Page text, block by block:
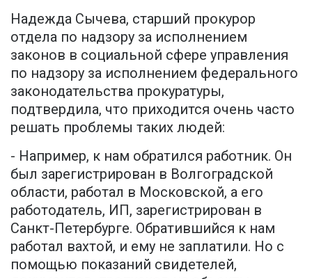
Надежда Сычева, старший прокурор
отдела по надзору за исполнением
законов в социальной сфере управления
по надзору за исполнением федерального
законодательства прокуратуры,
подтвердила, что приходится очень часто
решать проблемы таких людей:
- Например, к нам обратился работник. Он
был зарегистрирован в Волгоградской
области, работал в Московской, а его
работодатель, ИП, зарегистрирован в
Санкт-Петербурге. Обратившийся к нам
работал вахтой, и ему не заплатили. Но с
помощью показаний свидетелей,